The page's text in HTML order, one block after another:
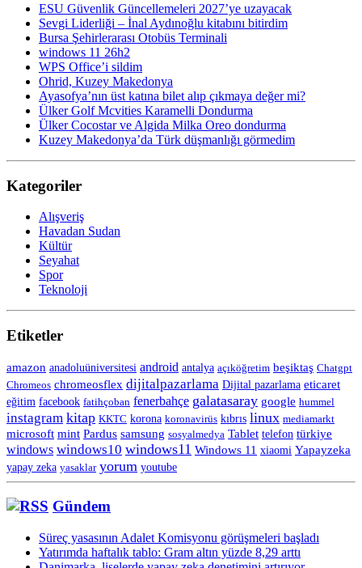
ESU Güvenlik Güncellemeleri 2027’ye uzayacak
Sevgi Liderliği – İnal Aydınoğlu kitabını bitirdim
Bursa Şehirlerarası Otobüs Terminali
windows 11 26h2
WPS Office’i sildim
Ohrid, Kuzey Makedonya
Ayasofya’nın üst katına bilet alıp çıkmaya değer mi?
Ülker Golf Mcvities Karamelli Dondurma
Ülker Cocostar ve Algida Milka Oreo dondurma
Kuzey Makedonya’da Türk düşmanlığı görmedim
Kategoriler
Alışveriş
Havadan Sudan
Kültür
Seyahat
Spor
Teknoloji
Etiketler
amazon anadoluüniversitesi android antalya açıköğretim beşiktaş Chatgpt
Chromeos chromeosflex dijitalpazarlama Dijital pazarlama eticaret
eğitim facebook fatihçoban fenerbahçe galatasaray google hummel
instagram kitap KKTC korona koronavirüs kıbrıs linux mediamarkt
microsoft mint Pardus samsung sosyalmedya Tablet telefon türkiye
windows windows10 windows11 Windows 11 xiaomi Yapayzeka
yapay zeka yasaklar yorum youtube
Gündem
Süreç yasasının Adalet Komisyonu görüşmeleri başladı
Yatırımda haftalık tablo: Gram altın yüzde 8,29 arttı